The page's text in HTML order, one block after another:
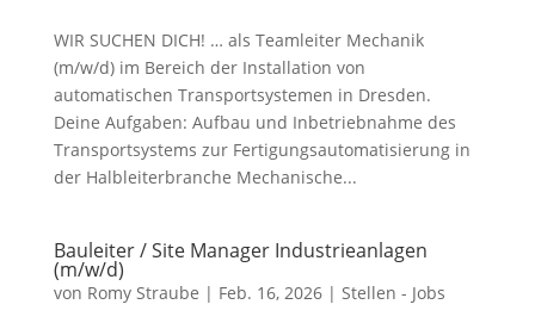
WIR SUCHEN DICH! … als Teamleiter Mechanik
(m/w/d) im Bereich der Installation von
automatischen Transportsystemen in Dresden.
Deine Aufgaben: Aufbau und Inbetriebnahme des
Transportsystems zur Fertigungsautomatisierung in
der Halbleiterbranche Mechanische...
Bauleiter / Site Manager Industrieanlagen
(m/w/d)
von Romy Straube | Feb. 16, 2026| Stellen - Jobs